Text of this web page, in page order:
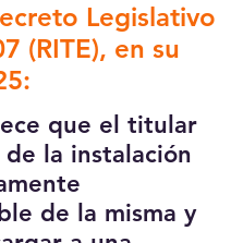
Legislativo
(RITE), en su
que el titular
la instalación
de la misma y